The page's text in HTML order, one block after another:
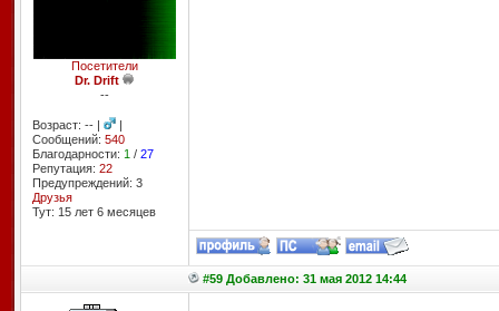
Посетители
Dr. Drift
--
Возраст: -- |
|
Сообщений: 540
Благодарности: 1 / 27
Репутация: 22
Предупреждений: 3
Друзья
Тут: 15 лет 6 месяцев
#59 Добавлено: 31 мая 2012 14:44